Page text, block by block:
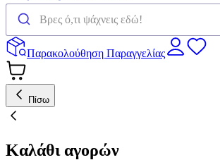
Παρακολούθηση Παραγγελίας
Πίσω
Καλάθι αγορών